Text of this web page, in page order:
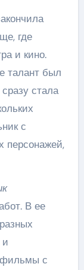
где
и кино.
талант был
стала
с
персонажей,
В ее
фильмы с